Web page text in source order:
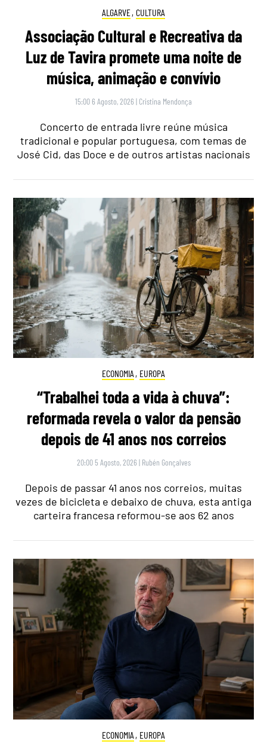
ALGARVE, CULTURA
Associação Cultural e Recreativa da
Luz de Tavira promete uma noite de
música, animação e convívio
15:00 6 Agosto, 2026 | Cristina Mendonça
Concerto de entrada livre reúne música
tradicional e popular portuguesa, com temas de
José Cid, das Doce e de outros artistas nacionais
ECONOMIA , EUROPA
“Trabalhei toda a vida à chuva”:
reformada revela o valor da pensão
depois de 41 anos nos correios
20:00 5 Agosto, 2026 | Rubén Gonçalves
Depois de passar 41 anos nos correios, muitas
vezes de bicicleta e debaixo de chuva, esta antiga
carteira francesa reformou-se aos 62 anos
ECONOMIA , EUROPA